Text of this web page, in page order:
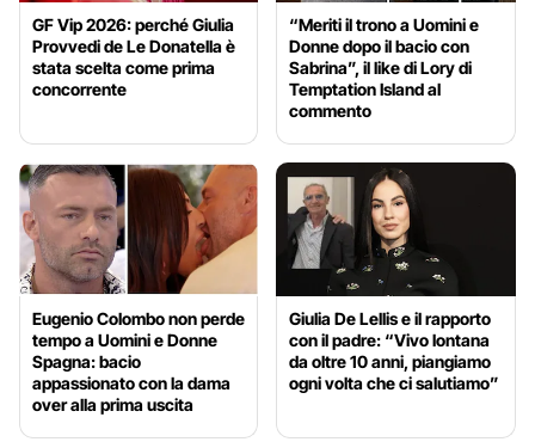
GF Vip 2026: perché Giulia
Provvedi de Le Donatella è
stata scelta come prima
concorrente
“Meriti il trono a Uomini e
Donne dopo il bacio con
Sabrina”, il like di Lory di
Temptation Island al
commento
Eugenio Colombo non perde
tempo a Uomini e Donne
Spagna: bacio
appassionato con la dama
over alla prima uscita
Giulia De Lellis e il rapporto
con il padre: “Vivo lontana
da oltre 10 anni, piangiamo
ogni volta che ci salutiamo”